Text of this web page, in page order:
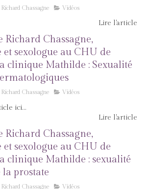
Richard Chassagne Vidéos
Lire l'article
Richard Chassagne,
et sexologue au CHU de
clinique Mathilde : Sexualité
Richard Chassagne Vidéos
ici...
Lire l'article
Richard Chassagne,
et sexologue au CHU de
clinique Mathilde : sexualité
la prostate
Richard Chassagne Vidéos